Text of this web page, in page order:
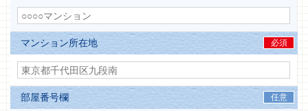
マンション所在地 必須
部屋番号欄 任意